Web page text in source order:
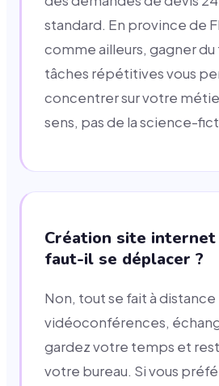
standard. En province de
comme ailleurs, gagner du
tâches répétitives vous
concentrer sur votre
sens, pas de la science-
Création site internet
faut-il se déplacer ?
Non, tout se fait à distance
vidéoconférences,
gardez votre temps et
votre bureau. Si vous